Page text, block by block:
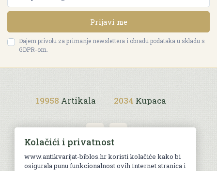
Prijavi me
Dajem privolu za primanje newslettera i obradu podataka u skladu s
GDPR-om.
19958 Artikala 2034 Kupaca
Uvjeti kupnje
Kolačići i privatnost
www.antikvarijat-biblos.hr koristi kolačiće kako bi
osigurala punu funkcionalnost ovih Internet stranica i